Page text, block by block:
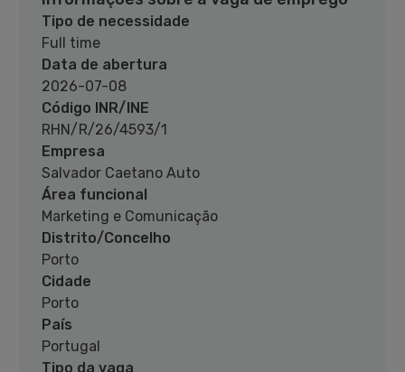
Tipo de necessidade
Full time
Data de abertura
2026-07-08
Código INR/INE
RHN/R/26/4593/1
Empresa
Salvador Caetano Auto
Área funcional
Marketing e Comunicação
Distrito/Concelho
Porto
Cidade
Porto
País
Portugal
Tipo da vaga